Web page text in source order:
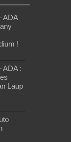
ADA
!
ADA :
Laup